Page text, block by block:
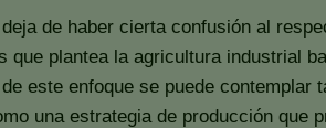
de haber cierta confusión al
plantea la agricultura industrial
este enfoque se puede contemplar
una estrategia de producción que